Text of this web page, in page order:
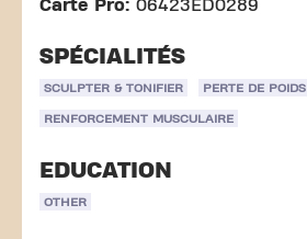
Carte Pro: 06423ED0289
SPÉCIALITÉS
SCULPTER & TONIFIER PERTE DE POIDS
RENFORCEMENT MUSCULAIRE
EDUCATION
OTHER